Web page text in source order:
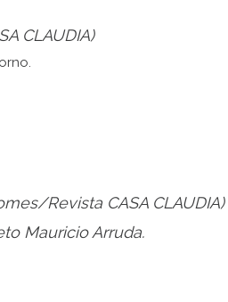
CLAUDIA)
Revista CASA CLAUDIA)